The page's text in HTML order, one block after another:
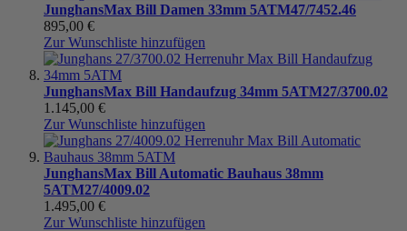
JunghansMax Bill Damen 33mm 5ATM47/7452.46
895,00 €
Zur Wunschliste hinzufügen
JunghansMax Bill Handaufzug 34mm 5ATM27/3700.02
1.145,00 €
Zur Wunschliste hinzufügen
JunghansMax Bill Automatic Bauhaus 38mm
5ATM27/4009.02
1.495,00 €
Zur Wunschliste hinzufügen